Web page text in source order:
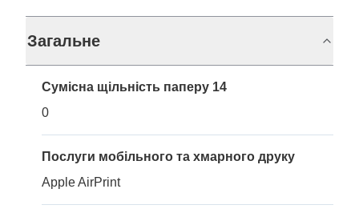
Загальне
Сумісна щільність паперу 14
0
Послуги мобільного та хмарного друку
Apple AirPrint